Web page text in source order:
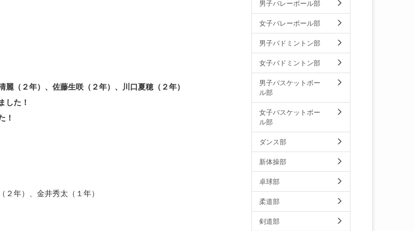
（２年）、佐藤生咲（２年）、川口夏穂（２年）
した！
！
年）、金井秀太（１年）
男子バレーボール部
女子バレーボール部
男子バドミントン部
女子バドミントン部
男子バスケットボー
ル部
女子バスケットボー
ル部
ダンス部
新体操部
卓球部
柔道部
剣道部